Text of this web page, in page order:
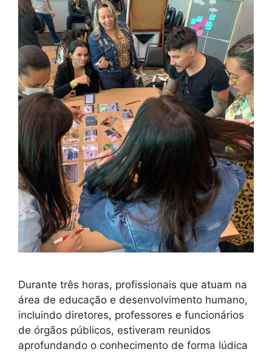
Durante três horas, profissionais que atuam na
área de educação e desenvolvimento humano,
incluindo diretores, professores e funcionários
de órgãos públicos, estiveram reunidos
aprofundando o conhecimento de forma lúdica